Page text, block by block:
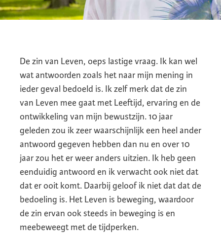
De zin van Leven, oeps lastige vraag. Ik kan wel
wat antwoorden zoals het naar mijn mening in
ieder geval bedoeld is. Ik zelf merk dat de zin
van Leven mee gaat met Leeftijd, ervaring en de
ontwikkeling van mijn bewustzijn. 10 jaar
geleden zou ik zeer waarschijnlijk een heel ander
antwoord gegeven hebben dan nu en over 10
jaar zou het er weer anders uitzien. Ik heb geen
eenduidig antwoord en ik verwacht ook niet dat
dat er ooit komt. Daarbij geloof ik niet dat dat de
bedoeling is. Het Leven is beweging, waardoor
de zin ervan ook steeds in beweging is en
meebeweegt met de tijdperken.